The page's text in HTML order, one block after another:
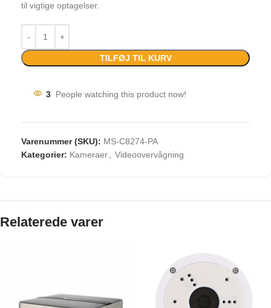
til vigtige optagelser.
TILFØJ TIL KURV
3 People watching this product now!
Varenummer (SKU): MS-C8274-PA
Kategorier: Kameraer Videoovervågning
Relaterede varer